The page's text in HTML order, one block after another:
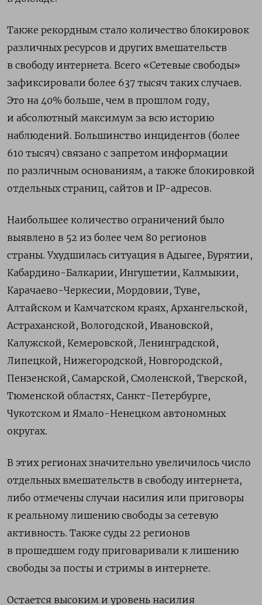
Также рекордным стало количество блокировок
различных ресурсов и других вмешательств
в свободу интернета. Всего «Сетевые свободы»
зафиксировали более 637 тысяч таких случаев.
Это на 40% больше, чем в прошлом году,
и абсолютный максимум за всю историю
наблюдений. Большинство инцидентов (более
610 тысяч) связано с запретом информации
по различным основаниям, а также блокировкой
отдельных страниц, сайтов и IP-адресов.
Наибольшее количество ограничений было
выявлено в 52 из более чем 80 регионов
страны. Ухудшилась ситуация в Адыгее, Бурятии,
Кабардино-Балкарии, Ингушетии, Калмыкии,
Карачаево-Черкесии, Мордовии, Туве,
Алтайском и Камчатском краях, Архангельской,
Астраханской, Вологодской, Ивановской,
Калужской, Кемеровской, Ленинградской,
Липецкой, Нижегородской, Новгородской,
Пензенской, Самарской, Смоленской, Тверской,
Тюменской областях, Санкт-Петербурге,
Чукотском и Ямало-Ненецком автономных
округах.
В этих регионах значительно увеличилось число
отдельных вмешательств в свободу интернета,
либо отмечены случаи насилия или приговоры
к реальному лишению свободы за сетевую
активность. Также суды 22 регионов
в прошедшем году приговаривали к лишению
свободы за посты и стримы в интернете.
Остается высоким и уровень насилия